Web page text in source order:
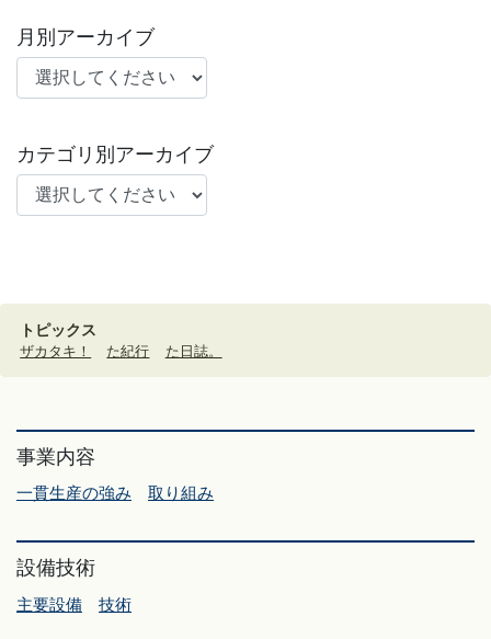
月別アーカイブ
カテゴリ別アーカイブ
トピックス
ザカタキ！ た紀行 た日誌。
事業内容
一貫生産の強み 取り組み
設備技術
主要設備 技術